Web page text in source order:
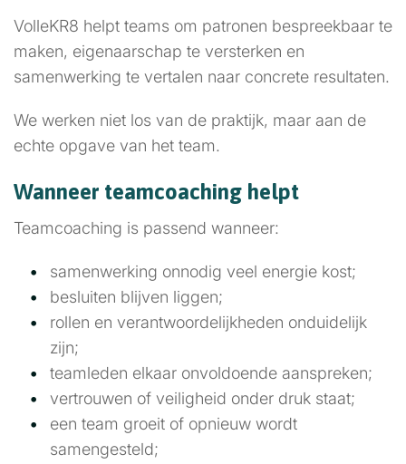
VolleKR8 helpt teams om patronen bespreekbaar te
maken, eigenaarschap te versterken en
samenwerking te vertalen naar concrete resultaten.
We werken niet los van de praktijk, maar aan de
echte opgave van het team.
Wanneer teamcoaching helpt
Teamcoaching is passend wanneer:
samenwerking onnodig veel energie kost;
besluiten blijven liggen;
rollen en verantwoordelijkheden onduidelijk
zijn;
teamleden elkaar onvoldoende aanspreken;
vertrouwen of veiligheid onder druk staat;
een team groeit of opnieuw wordt
samengesteld;